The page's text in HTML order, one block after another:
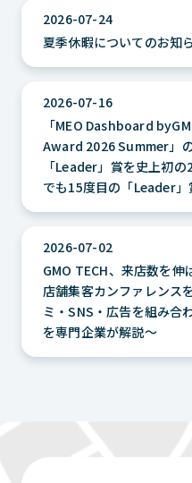
2026-07-24
夏季休暇についてのお知
2026-07-16
「MEO Dashboard
Award 2026 Summer」
「Leader」賞を史上初
でも15度目の「Leader」
2026-07-02
GMO TECH、来店数を
店舗集客カンファレンス
ミ・SNS・広告を組み合
を専門企業が解説～